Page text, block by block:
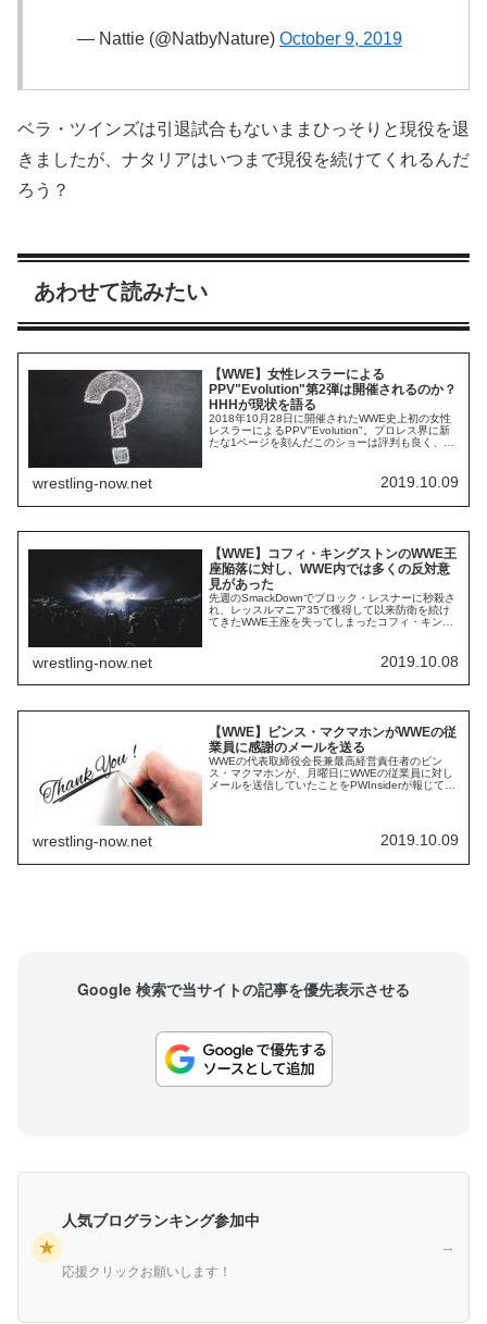
— Nattie (@NatbyNature) October 9, 2019
ベラ・ツインズは引退試合もないままひっそりと現役を退
きましたが、ナタリアはいつまで現役を続けてくれるんだ
ろう？
あわせて読みたい
【WWE】女性レスラーによる
PPV"Evolution"第2弾は開催されるのか？
HHHが現状を語る
2018年10月28日に開催されたWWE史上初の女性
レスラーによるPPV"Evolution"。プロレス界に新
たな1ページを刻んだこのショーは評判も良く、第
に発表されており、ショーの開催までに3ヶ月程度
準備が必要だと考えれば、年内の開催は難しい状
wrestling-now.net 2019.10.09
【WWE】コフィ・キングストンのWWE王
座陥落に対し、WWE内では多くの反対意
見があった
先週のSmackDownでブロック・レスナーに秒殺さ
れ、レッスルマニア35で獲得して以来防衛を続け
てきたWWE王座を失ってしまったコフィ・キング
ラーとして史上初めてWWE王座を獲得したキング
ストンがレスナーに秒殺されてチャンピオンの座
wrestling-now.net 2019.10.08
【WWE】ビンス・マクマホンがWWEの従
業員に感謝のメールを送る
WWEの代表取締役会長兼最高経営責任者のビン
ス・マクマホンが、月曜日にWWEの従業員に対し
メールを送信していたことをPWInsiderが報じてい
価したセグメントは、ザ・ロック、キング・バロ
wrestling-now.net 2019.10.09
Google 検索で当サイトの記事を優先表示させる
★
人気ブログランキング参加中
応援クリックお願いします！
→